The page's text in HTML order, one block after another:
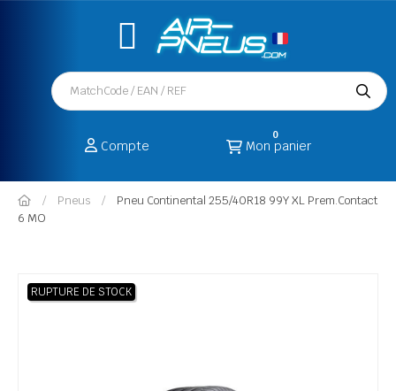
Compte Mon panier
0
Pneus
Pneu Continental 255/40R18 99Y XL Prem.Contact
6 MO
RUPTURE DE STOCK